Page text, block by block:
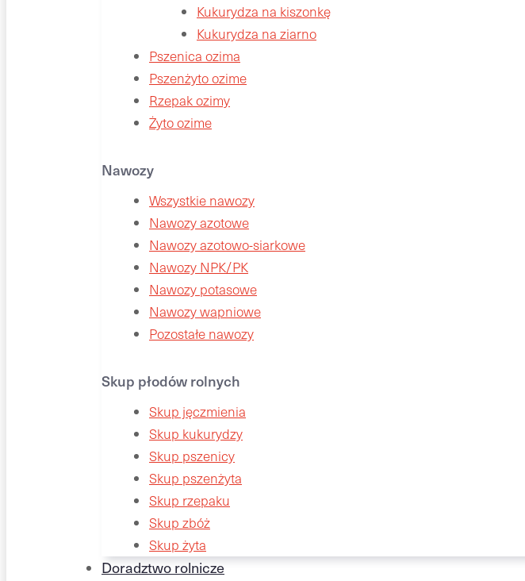
Kukurydza na kiszonkę
Kukurydza na ziarno
Pszenica ozima
Pszenżyto ozime
Rzepak ozimy
Żyto ozime
Nawozy
Wszystkie nawozy
Nawozy azotowe
Nawozy azotowo-siarkowe
Nawozy NPK/PK
Nawozy potasowe
Nawozy wapniowe
Pozostałe nawozy
Skup płodów rolnych
Skup jęczmienia
Skup kukurydzy
Skup pszenicy
Skup pszenżyta
Skup rzepaku
Skup zbóż
Skup żyta
Doradztwo rolnicze